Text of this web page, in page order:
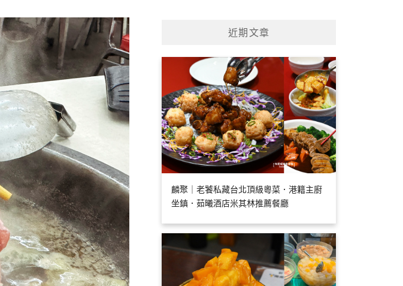
近期文章
麟聚｜老饕私藏台北頂級粵菜．港籍主廚
坐鎮．茹曦酒店米其林推薦餐廳